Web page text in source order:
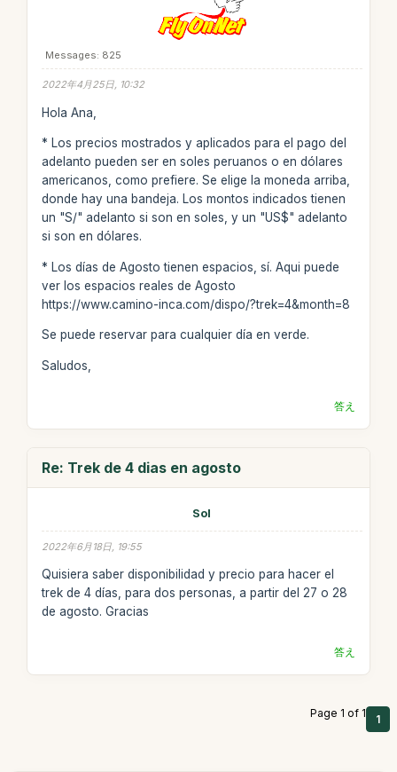
Messages: 825
2022年4月25日, 10:32
Hola Ana,
* Los precios mostrados y aplicados para el pago del
adelanto pueden ser en soles peruanos o en dólares
americanos, como prefiere. Se elige la moneda arriba,
donde hay una bandeja. Los montos indicados tienen
un "S/" adelanto si son en soles, y un "US$" adelanto
si son en dólares.
* Los días de Agosto tienen espacios, sí. Aqui puede
ver los espacios reales de Agosto
https://www.camino-inca.com/dispo/?trek=4&month=8
Se puede reservar para cualquier día en verde.
Saludos,
答え
Re: Trek de 4 dias en agosto
Sol
2022年6月18日, 19:55
Quisiera saber disponibilidad y precio para hacer el
trek de 4 días, para dos personas, a partir del 27 o 28
de agosto. Gracias
答え
Page 1 of 1 1